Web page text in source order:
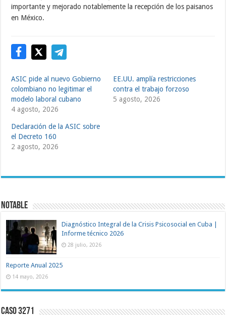
importante y mejorado notablemente la recepción de los paisanos
en México.
ASIC pide al nuevo Gobierno
colombiano no legitimar el
modelo laboral cubano
4 agosto, 2026
EE.UU. amplía restricciones
contra el trabajo forzoso
5 agosto, 2026
Declaración de la ASIC sobre
el Decreto 160
2 agosto, 2026
NOTABLE
Diagnóstico Integral de la Crisis Psicosocial en Cuba |
Informe técnico 2026
28 julio, 2026
Reporte Anual 2025
14 mayo, 2026
Caso 3271